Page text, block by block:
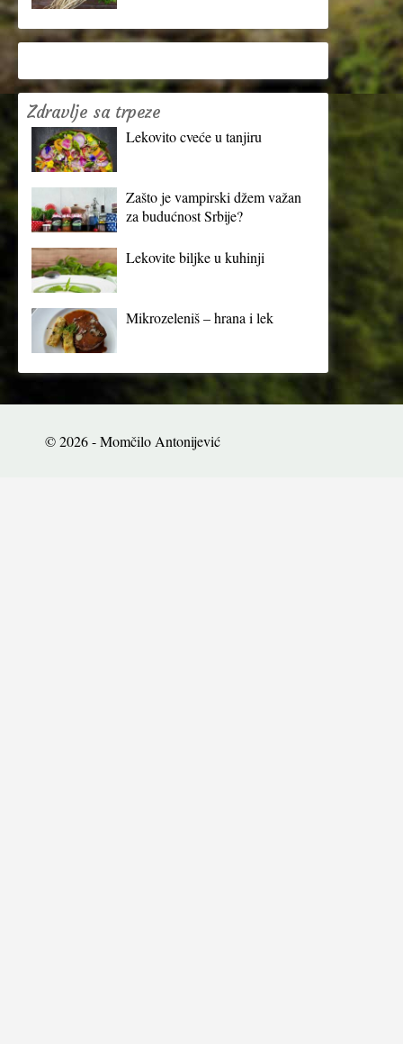
Zdravlje sa trpeze
Lekovito cveće u tanjiru
Zašto je vampirski džem važan
za budućnost Srbije?
Lekovite biljke u kuhinji
Mikrozeleniš – hrana i lek
© 2026 - Momčilo Antonijević